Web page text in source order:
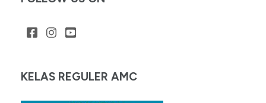
KELAS REGULER AMC